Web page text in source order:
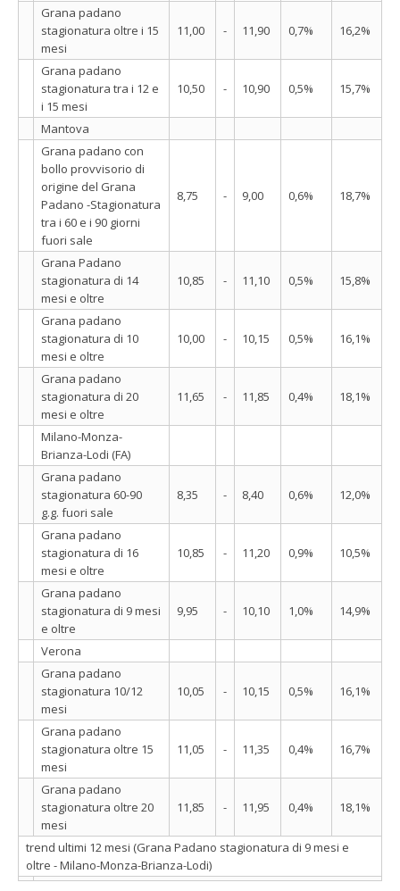
Grana padano
stagionatura oltre i 15
mesi
11,00 - 11,90 0,7% 16,2%
Grana padano
stagionatura tra i 12 e
i 15 mesi
10,50 - 10,90 0,5% 15,7%
Mantova
Grana padano con
bollo provvisorio di
origine del Grana
Padano -Stagionatura
tra i 60 e i 90 giorni
fuori sale
8,75 - 9,00 0,6% 18,7%
Grana Padano
stagionatura di 14
mesi e oltre
10,85 - 11,10 0,5% 15,8%
Grana padano
stagionatura di 10
mesi e oltre
10,00 - 10,15 0,5% 16,1%
Grana padano
stagionatura di 20
mesi e oltre
11,65 - 11,85 0,4% 18,1%
Milano-Monza-
Brianza-Lodi (FA)
Grana padano
stagionatura 60-90
g.g. fuori sale
8,35 - 8,40 0,6% 12,0%
Grana padano
stagionatura di 16
mesi e oltre
10,85 - 11,20 0,9% 10,5%
Grana padano
stagionatura di 9 mesi
e oltre
9,95 - 10,10 1,0% 14,9%
Verona
Grana padano
stagionatura 10/12
mesi
10,05 - 10,15 0,5% 16,1%
Grana padano
stagionatura oltre 15
mesi
11,05 - 11,35 0,4% 16,7%
Grana padano
stagionatura oltre 20
mesi
11,85 - 11,95 0,4% 18,1%
trend ultimi 12 mesi (Grana Padano stagionatura di 9 mesi e
oltre - Milano-Monza-Brianza-Lodi)